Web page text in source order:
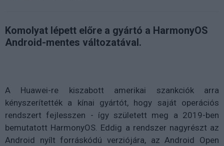
Komolyat lépett előre a gyártó a HarmonyOS
Android-mentes változatával.
A Huawei-re kiszabott amerikai szankciók arra
kényszerítették a kínai gyártót, hogy saját operációs
rendszert fejlesszen - így született meg a 2019-ben
bemutatott HarmonyOS. Eddig a rendszer nagyrészt az
Android nyílt forráskódú verziójára, az Android Open